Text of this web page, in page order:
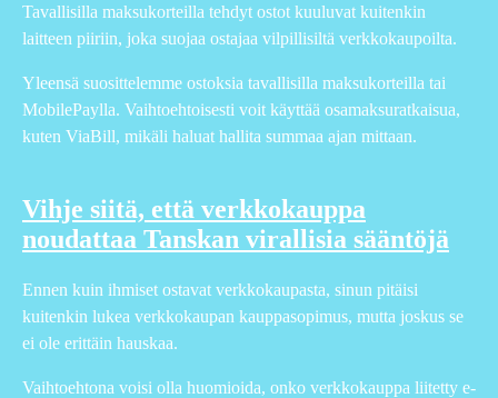
Tavallisilla maksukorteilla tehdyt ostot kuuluvat kuitenkin
laitteen piiriin, joka suojaa ostajaa vilpillisiltä verkkokaupoilta.
Yleensä suosittelemme ostoksia tavallisilla maksukorteilla tai
MobilePaylla. Vaihtoehtoisesti voit käyttää osamaksuratkaisua,
kuten ViaBill, mikäli haluat hallita summaa ajan mittaan.
Vihje siitä, että verkkokauppa
noudattaa Tanskan virallisia sääntöjä
Ennen kuin ihmiset ostavat verkkokaupasta, sinun pitäisi
kuitenkin lukea verkkokaupan kauppasopimus, mutta joskus se
ei ole erittäin hauskaa.
Vaihtoehtona voisi olla huomioida, onko verkkokauppa liitetty e-